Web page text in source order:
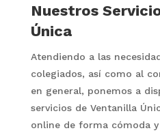
Nuestros
Única
Atendiendo a las
colegiados, así como al
en general, ponemos a
servicios de Ventanilla
online de forma cómoda